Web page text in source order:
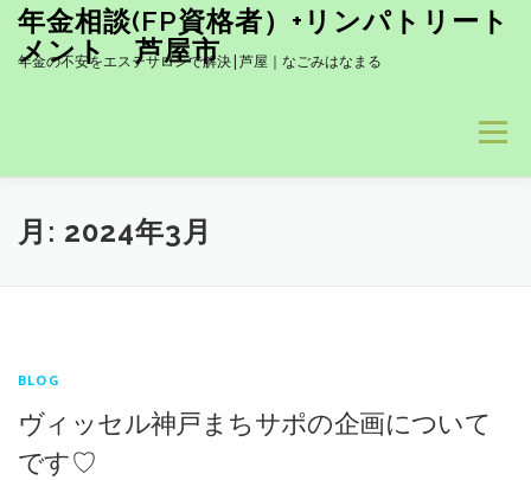
キ
年金相談(FP資格者）+リンパトリート
メント 芦屋市
年金の不安をエステサロンで解決|芦屋｜なごみはなまる
メニュー
髪も！お肌も！UVケア- 香りも素敵で男性にも人気商品です
月: 2024年3月
BLOG
ヴィッセル神戸まちサポの企画について
です♡